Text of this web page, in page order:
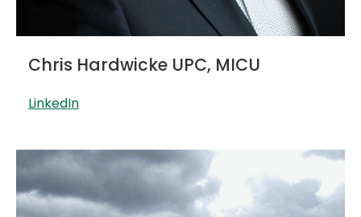
Chris Hardwicke UPC, MICU
LinkedIn